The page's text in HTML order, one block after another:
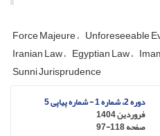
Force Majeure Unforeseeable
Iranian Law Egyptian Law
Sunni Jurisprudence
دوره 2، شماره 1 - شماره پیاپی 5
فروردین 1404
صفحه97-118